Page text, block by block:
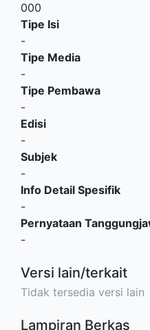
000
Tipe Isi
-
Tipe Media
-
Tipe Pembawa
-
Edisi
-
Subjek
-
Info Detail Spesifik
-
Pernyataan
-
Versi lain/terkait
Tidak tersedia versi lain
Lampiran Berkas